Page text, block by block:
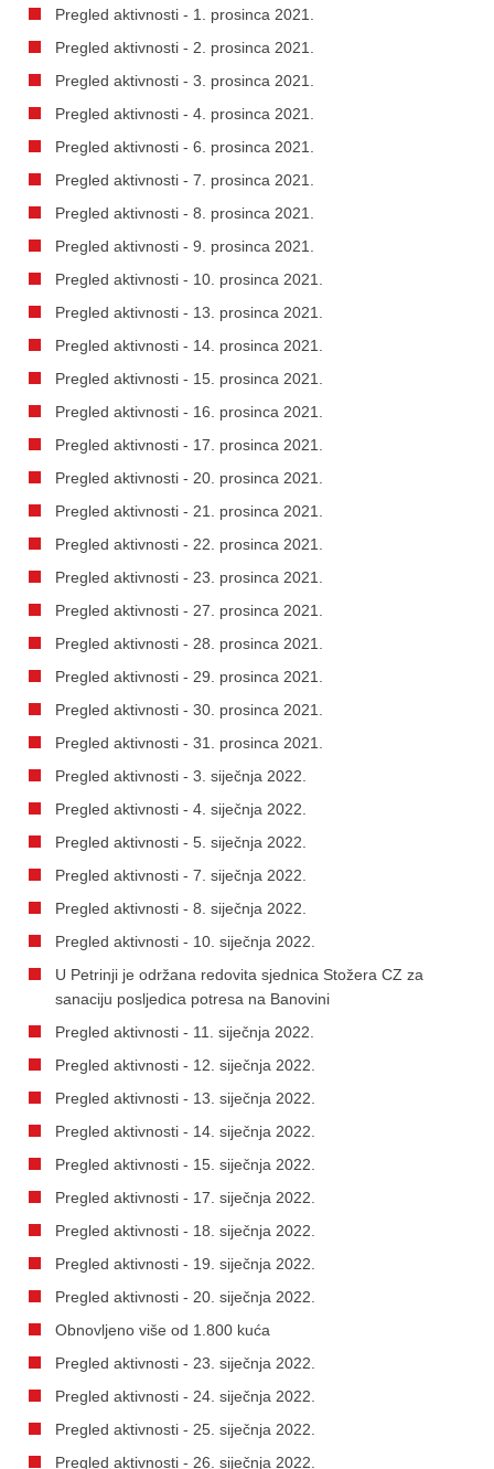
Pregled aktivnosti - 1. prosinca 2021.
Pregled aktivnosti - 2. prosinca 2021.
Pregled aktivnosti - 3. prosinca 2021.
Pregled aktivnosti - 4. prosinca 2021.
Pregled aktivnosti - 6. prosinca 2021.
Pregled aktivnosti - 7. prosinca 2021.
Pregled aktivnosti - 8. prosinca 2021.
Pregled aktivnosti - 9. prosinca 2021.
Pregled aktivnosti - 10. prosinca 2021.
Pregled aktivnosti - 13. prosinca 2021.
Pregled aktivnosti - 14. prosinca 2021.
Pregled aktivnosti - 15. prosinca 2021.
Pregled aktivnosti - 16. prosinca 2021.
Pregled aktivnosti - 17. prosinca 2021.
Pregled aktivnosti - 20. prosinca 2021.
Pregled aktivnosti - 21. prosinca 2021.
Pregled aktivnosti - 22. prosinca 2021.
Pregled aktivnosti - 23. prosinca 2021.
Pregled aktivnosti - 27. prosinca 2021.
Pregled aktivnosti - 28. prosinca 2021.
Pregled aktivnosti - 29. prosinca 2021.
Pregled aktivnosti - 30. prosinca 2021.
Pregled aktivnosti - 31. prosinca 2021.
Pregled aktivnosti - 3. siječnja 2022.
Pregled aktivnosti - 4. siječnja 2022.
Pregled aktivnosti - 5. siječnja 2022.
Pregled aktivnosti - 7. siječnja 2022.
Pregled aktivnosti - 8. siječnja 2022.
Pregled aktivnosti - 10. siječnja 2022.
U Petrinji je održana redovita sjednica Stožera CZ za
sanaciju posljedica potresa na Banovini
Pregled aktivnosti - 11. siječnja 2022.
Pregled aktivnosti - 12. siječnja 2022.
Pregled aktivnosti - 13. siječnja 2022.
Pregled aktivnosti - 14. siječnja 2022.
Pregled aktivnosti - 15. siječnja 2022.
Pregled aktivnosti - 17. siječnja 2022.
Pregled aktivnosti - 18. siječnja 2022.
Pregled aktivnosti - 19. siječnja 2022.
Pregled aktivnosti - 20. siječnja 2022.
Obnovljeno više od 1.800 kuća
Pregled aktivnosti - 23. siječnja 2022.
Pregled aktivnosti - 24. siječnja 2022.
Pregled aktivnosti - 25. siječnja 2022.
Pregled aktivnosti - 26. siječnja 2022.